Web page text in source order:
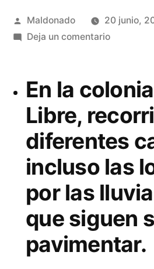
Publicado
por
Maldonado
20 junio,
Deja un comentarioen
se
mantiene
firme
los
caminos
En la
Libre,
diferentes
incluso las
por las
que siguen
pavimentar.